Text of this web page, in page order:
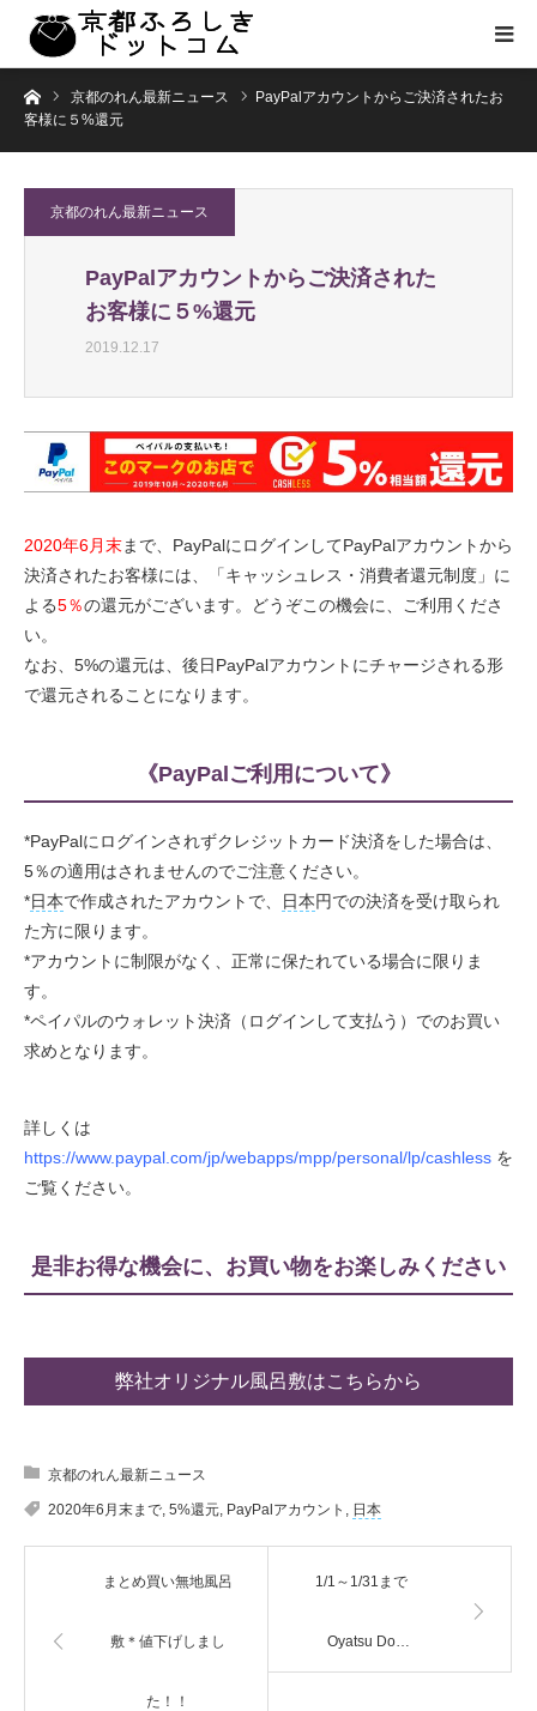
ホーム京都のれん最新ニュース
PayPalアカウントからご決済されたお
客様に５%還元
京都のれん最新ニュース
PayPalアカウントからご決済された
お客様に５%還元
2019.12.17
2020年6月末まで、PayPalにログインしてPayPalアカウントから
決済されたお客様には、「キャッシュレス・消費者還元制度」に
よる5％の還元がございます。どうぞこの機会に、ご利用くださ
い。
なお、5%の還元は、後日PayPalアカウントにチャージされる形
で還元されることになります。
《PayPalご利用について》
*PayPalにログインされずクレジットカード決済をした場合は、
5％の適用はされませんのでご注意ください。
*日本で作成されたアカウントで、 日本円での決済を受け取られ
た方に限ります。
*アカウントに制限がなく、正常に保たれている場合に限りま
す。
*ペイパルのウォレット決済（ログインして支払う）でのお買い
求めとなります。
詳しくは
https://www.paypal.com/jp/webapps/mpp/personal/lp/cashless を
ご覧ください。
是非お得な機会に、お買い物をお楽しみください
弊社オリジナル風呂敷はこちらから
京都のれん最新ニュース
2020年6月末まで, 5%還元, PayPalアカウント , 日本
まとめ買い無地風呂
敷＊値下げしまし
た！！
1/1～1/31まで
Oyatsu Do…